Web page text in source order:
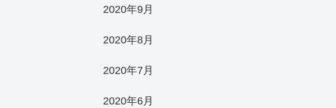
2020年9月
2020年8月
2020年7月
2020年6月